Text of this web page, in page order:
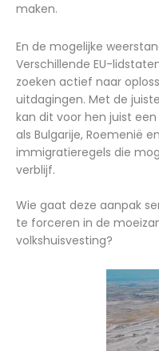
maken.
En de mogelijke
Verschillende EU-
zoeken actief naar
uitdagingen. Met de
kan dit voor hen juist
als Bulgarije, Roemenië
immigratieregels die
verblijf.
Wie gaat deze aanpak
te forceren in de
volkshuisvesting?